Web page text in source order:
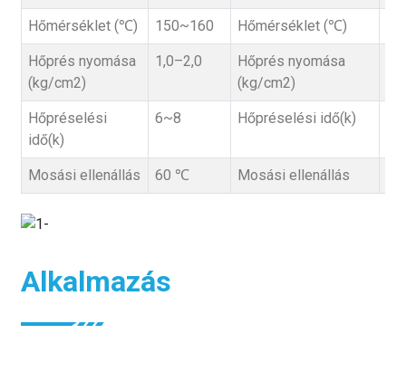
Hőmérséklet (℃) 150~160 Hőmérséklet (℃)
Hőprés nyomása
(kg/cm2)
1,0–2,0
Hőprés nyomása
(kg/cm2)
Hőpréselési
idő(k)
6~8 Hőpréselési idő(k)
Mosási ellenállás 60 ℃ Mosási ellenállás
Alkalmazás